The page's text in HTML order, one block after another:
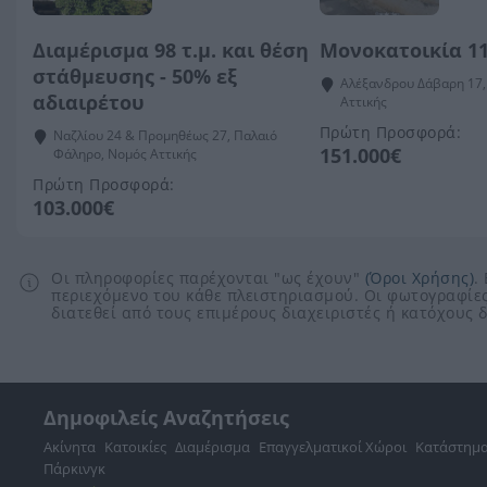
Διαμέρισμα 98 τ.μ. και θέση
στάθμευσης - 50% εξ
αδιαιρέτου
Ναζλίου 24 & Προμηθέως 27, Παλαιό
Φάληρο, Νομός Αττικής
Πρώτη Προσφορά:
103.000€
Μονοκατοικία
Αλέξανδρου Δάβαρη
Αττικής
Πρώτη Προσφορά:
151.000€
Οι πληροφορίες παρέχονται "ως έχουν" (Όροι Χρήσης).
περιεχόμενο του κάθε πλειστηριασμού. Οι
διατεθεί από τους επιμέρους διαχειριστές ή
Δημοφιλείς Αναζητήσεις
Ακίνητα Κατοικίες Διαμέρισμα Επαγγελματικοί Χώροι
Πάρκινγκ